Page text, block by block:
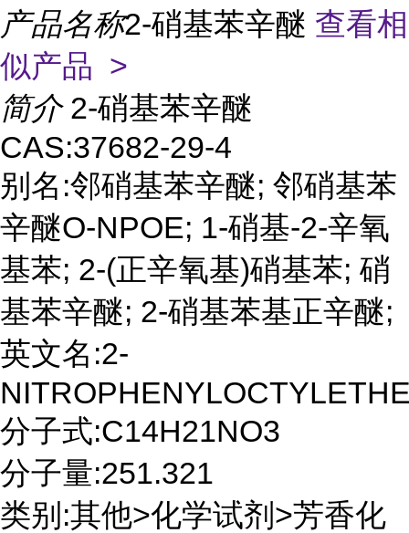
产品名称2-硝基苯辛醚 查看相
似产品 >
简介 2-硝基苯辛醚
CAS:37682-29-4
别名:邻硝基苯辛醚; 邻硝基苯
辛醚O-NPOE; 1-硝基-2-辛氧
基苯; 2-(正辛氧基)硝基苯; 硝
基苯辛醚; 2-硝基苯基正辛醚;
英文名:2-
分子式:C14H21NO3
分子量:251.321
类别:其他>化学试剂>芳香化